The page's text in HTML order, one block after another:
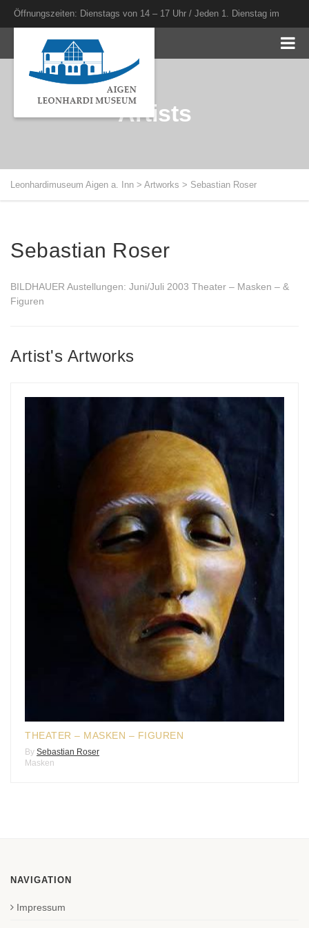
Öffnungszeiten: Dienstags von 14 – 17 Uhr / Jeden 1. Dienstag im
Monat bis 20 Uhr
Artists
Leonhardimuseum Aigen a. Inn > Artworks > Sebastian Roser
Sebastian Roser
BILDHAUER Austellungen: Juni/Juli 2003 Theater – Masken – &
Figuren
Artist's Artworks
THEATER – MASKEN – FIGUREN
By Sebastian Roser
Masken
NAVIGATION
Impressum